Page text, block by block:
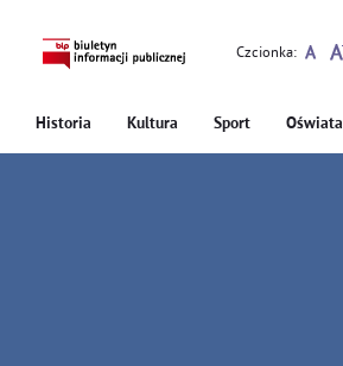
Czcionka:
Historia Kultura Sport Oświata